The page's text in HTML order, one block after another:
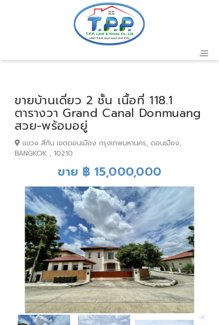
ขายบ้านเดี่ยว 2 ชั้น เนื้อที่ 118.1
ตารางวา Grand Canal Donmuang
สวย-พร้อมอยู่
แขวง สีกัน เขตดอนเมือง กรุงเทพมหานคร, ดอนเมือง,
BANGKOK , 10210
ขาย ฿ 15,000,000